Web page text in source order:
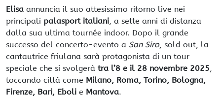
Elisa annuncia il suo attesissimo ritorno live nei
principali palasport italiani, a sette anni di distanza
dalla sua ultima tournée indoor. Dopo il grande
successo del concerto-evento a San Siro, sold out, la
cantautrice friulana sarà protagonista di un tour
speciale che si svolgerà tra l’8 e il 28 novembre 2025,
toccando città come Milano, Roma, Torino, Bologna,
Firenze, Bari, Eboli e Mantova.